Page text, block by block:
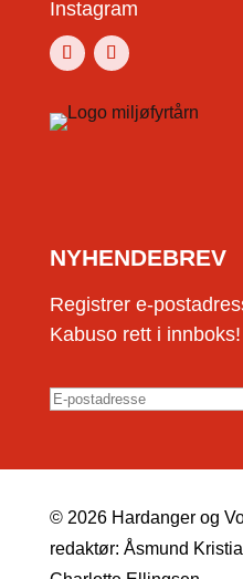
Instagram
NYHENDEBREV
Registrer e-
Kabuso rett i innboks!
© 2026 Hardanger og
redaktør: Åsmund